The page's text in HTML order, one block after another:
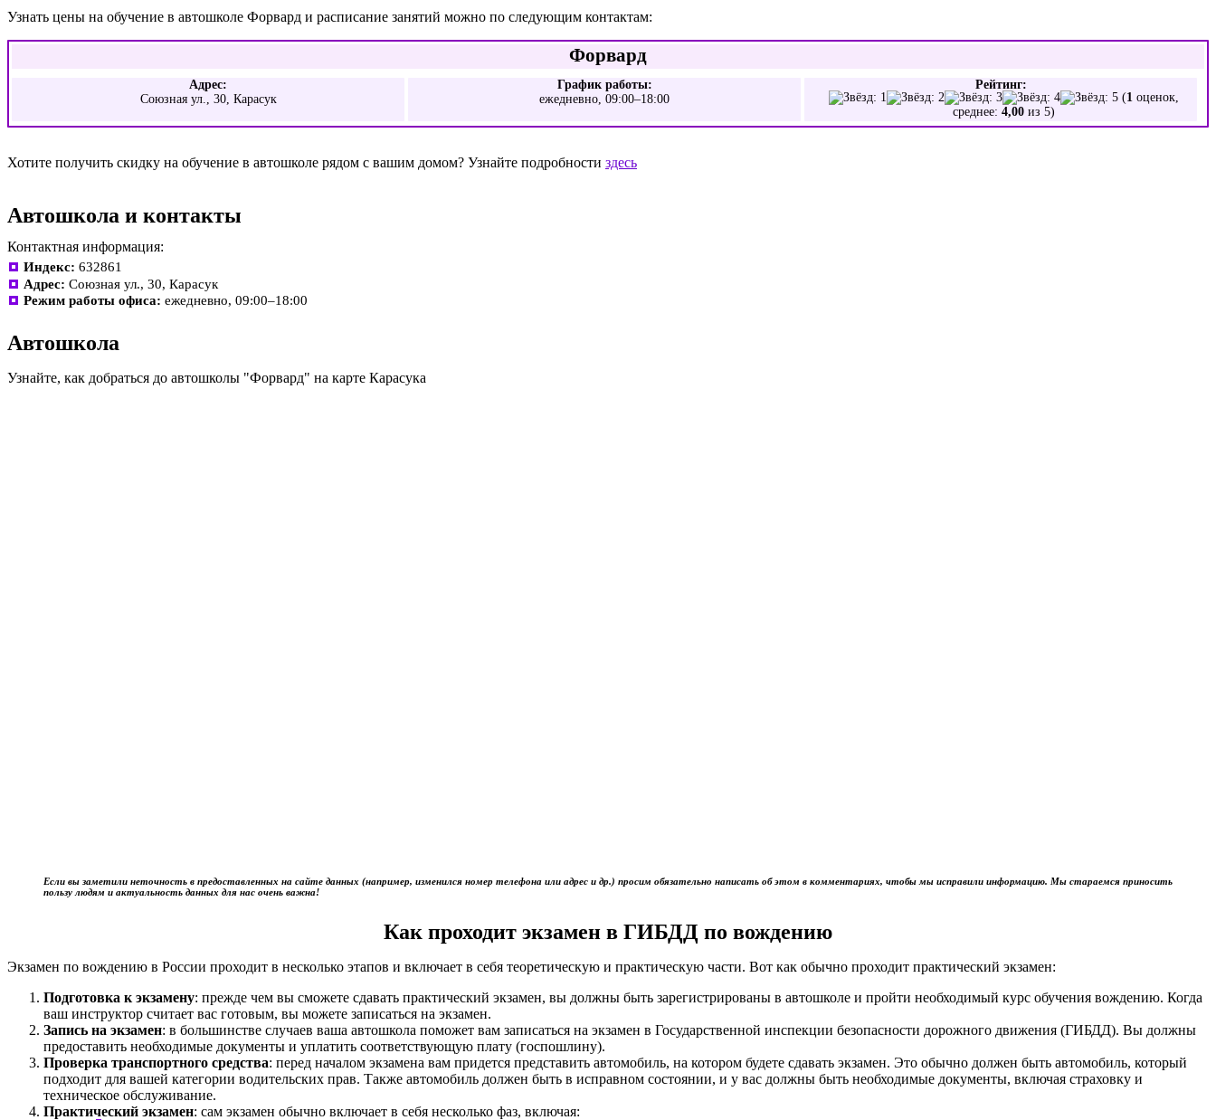
Узнать цены на обучение в автошколе Форвард и расписание занятий можно по следующим контактам:
Форвард
Адрес:
Союзная ул., 30, Карасук
График работы:
ежедневно, 09:00–18:00
Рейтинг:
(1 оценок,
среднее: 4,00 из 5)
Хотите получить скидку на обучение в автошколе рядом с вашим домом? Узнайте подробности здесь
Автошкола и контакты
Контактная информация:
Индекс: 632861
Адрес: Союзная ул., 30, Карасук
Режим работы офиса: ежедневно, 09:00–18:00
Автошкола
Узнайте, как добраться до автошколы "Форвард" на карте Карасука
Если вы заметили неточность в предоставленных на сайте данных (например, изменился номер телефона или адрес и др.) просим обязательно написать об этом в комментариях, чтобы мы исправили информацию. Мы стараемся приносить
пользу людям и актуальность данных для нас очень важна!
Как проходит экзамен в ГИБДД по вождению
Экзамен по вождению в России проходит в несколько этапов и включает в себя теоретическую и практическую части. Вот как обычно проходит практический экзамен:
Подготовка к экзамену: прежде чем вы сможете сдавать практический экзамен, вы должны быть зарегистрированы в автошколе и пройти необходимый курс обучения вождению. Когда
ваш инструктор считает вас готовым, вы можете записаться на экзамен.
Запись на экзамен: в большинстве случаев ваша автошкола поможет вам записаться на экзамен в Государственной инспекции безопасности дорожного движения (ГИБДД). Вы должны
предоставить необходимые документы и уплатить соответствующую плату (госпошлину).
Проверка транспортного средства: перед началом экзамена вам придется представить автомобиль, на котором будете сдавать экзамен. Это обычно должен быть автомобиль, который
подходит для вашей категории водительских прав. Также автомобиль должен быть в исправном состоянии, и у вас должны быть необходимые документы, включая страховку и
техническое обслуживание.
Практический экзамен: сам экзамен обычно включает в себя несколько фаз, включая: